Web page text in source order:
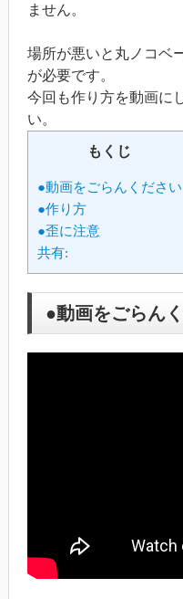
ません。
場所が悪いと丸ノコベ
が必要です。
今回も作り方を動画に
い。
もくじ
●動画をごらんください
●作り方
●歪に注意
共有:
●動画をごらん